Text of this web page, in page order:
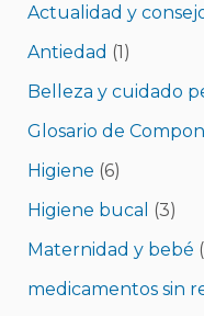
Actualidad y
Antiedad (1)
Belleza y cuidado
Glosario de
Higiene (6)
Higiene bucal (3)
Maternidad y bebé
medicamentos sin